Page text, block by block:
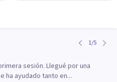
1/5
sesión. Llegué por una
ha ayudado tanto en...